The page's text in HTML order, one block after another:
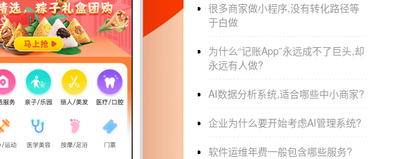
在本地建立一个属于自己平台的外卖app，
食客？将新产品一次性推给食客，让他们看
用户评价，如何快速积累口碑？这需要每个
为他人做出良好的判断。
减少促销费用外卖订餐app可交流较新折扣
很多商家做小程序,没有转化路径等
于白做
为什么“记账App”永远成不了巨头,却
永远有人做?
AI数据分析系统,适合哪些中小商家?
企业为什么要开始考虑AI管理系统?
软件运维年费一般包含哪些服务?